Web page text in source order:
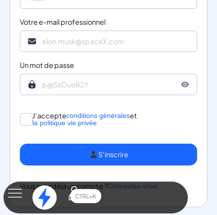
CTRL+K
Votre e-mail professionnel
Un mot de passe
J'accepteconditions généraleset
la politique vie privée
S'inscrire
Vous avez déjà un compte ?Connectez-vous